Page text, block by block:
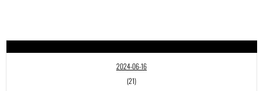
2024-06-16
(21)